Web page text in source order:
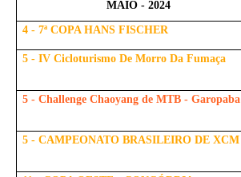
MAIO - 2024
4 - 7ª COPA HANS FISCHER
5 - IV Cicloturismo De Morro Da Fumaça
5 - Challenge Chaoyang de MTB - Garopaba
5 - CAMPEONATO BRASILEIRO DE XCM